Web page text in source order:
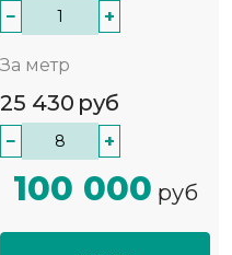
− +
За метр
25 430 руб
− +
100 000 руб